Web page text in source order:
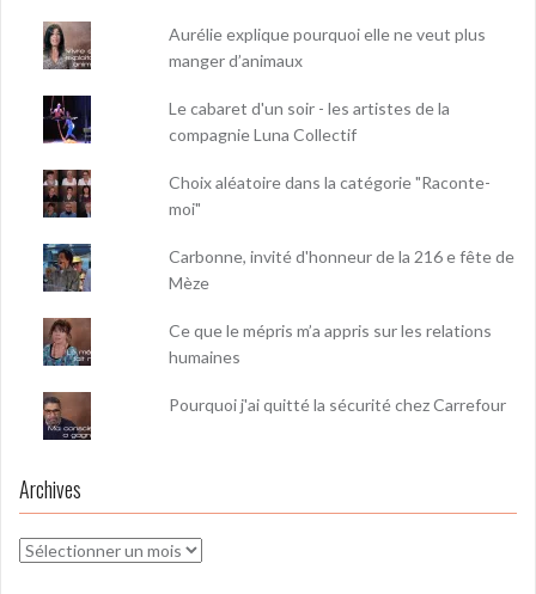
Aurélie explique pourquoi elle ne veut plus
manger d’animaux
Le cabaret d'un soir - les artistes de la
compagnie Luna Collectif
Choix aléatoire dans la catégorie "Raconte-
moi"
Carbonne, invité d'honneur de la 216 e fête de
Mèze
Ce que le mépris m’a appris sur les relations
humaines
Pourquoi j'ai quitté la sécurité chez Carrefour
Archives
Archives